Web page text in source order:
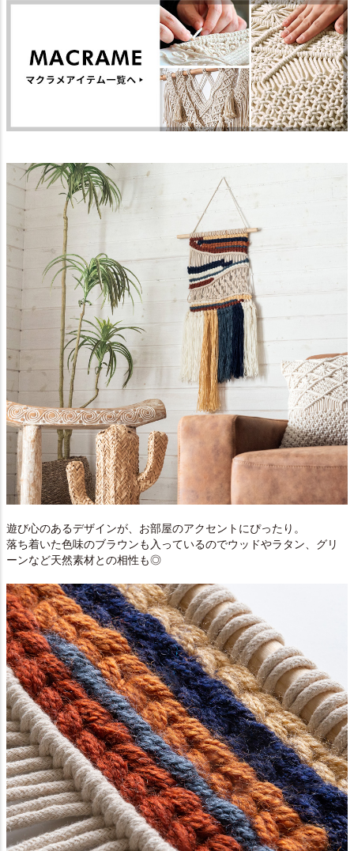
遊び心のあるデザインが、お部屋のアクセントにぴったり。
落ち着いた色味のブラウンも入っているのでウッドやラタン、グリ
ーンなど天然素材との相性も◎